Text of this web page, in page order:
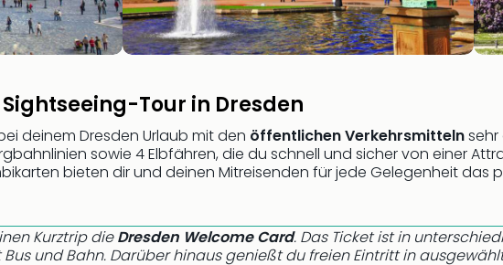
Tour in Dresden
deinem Dresden Urlaub mit den öffentlichen Verkehrsmittelnsehr
sowie 4 Elbfähren, die du schnell und sicher von einer
bieten dir und deinen Mitreisenden für jede Gelegenheit das
Kurztrip dieDresden Welcome Card. Das Ticket ist in
und Bahn. Darüber hinaus genießt du freien Eintritt in